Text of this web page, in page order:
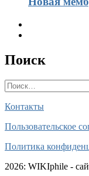
Поиск
Найти:
Контакты
Пользовательское
Политика
2026: WIKIphile -